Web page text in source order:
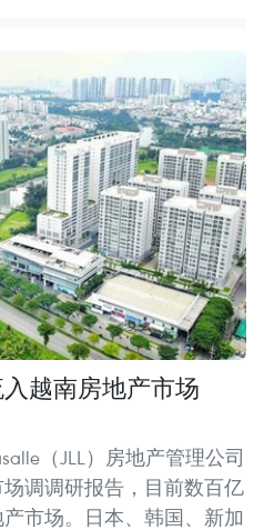
越南房地产市场
（JLL）房地产管理公司
调调研报告，目前数百亿
市场。日本、韩国、新加